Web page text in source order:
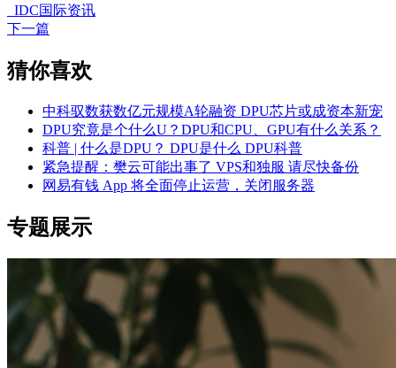
_IDC国际资讯
下一篇
猜你喜欢
中科驭数获数亿元规模A轮融资 DPU芯片或成资本新宠
DPU究竟是个什么U？DPU和CPU、GPU有什么关系？
科普 | 什么是DPU？ DPU是什么 DPU科普
紧急提醒：樊云可能出事了 VPS和独服 请尽快备份
网易有钱 App 将全面停止运营，关闭服务器
专题展示